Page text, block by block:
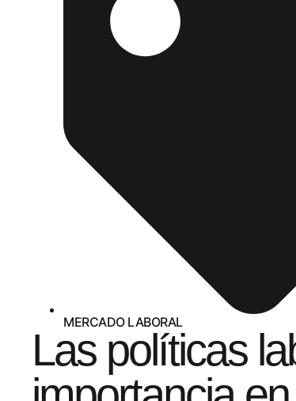
MERCADO LABORAL
Las políticas